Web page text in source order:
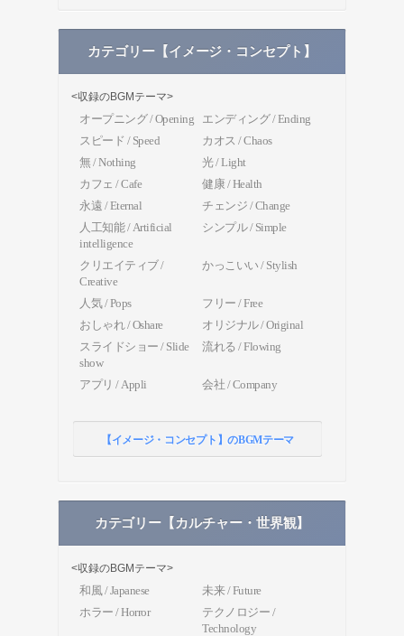
カテゴリー【イメージ・コンセプト】
<収録のBGMテーマ>
オープニング / Opening
エンディング / Ending
スピード / Speed
カオス / Chaos
無 / Nothing
光 / Light
カフェ / Cafe
健康 / Health
永遠 / Eternal
チェンジ / Change
人工知能 / Artificial
intelligence
シンプル / Simple
クリエイティブ /
Creative
かっこいい / Stylish
人気 / Pops
フリー / Free
おしゃれ / Oshare
オリジナル / Original
スライドショー / Slide
show
流れる / Flowing
アプリ / Appli 会社 / Company
【イメージ・コンセプト】のBGMテーマ
カテゴリー【カルチャー・世界観】
<収録のBGMテーマ>
和風 / Japanese
未来 / Future
ホラー / Horror
テクノロジー /
Technology